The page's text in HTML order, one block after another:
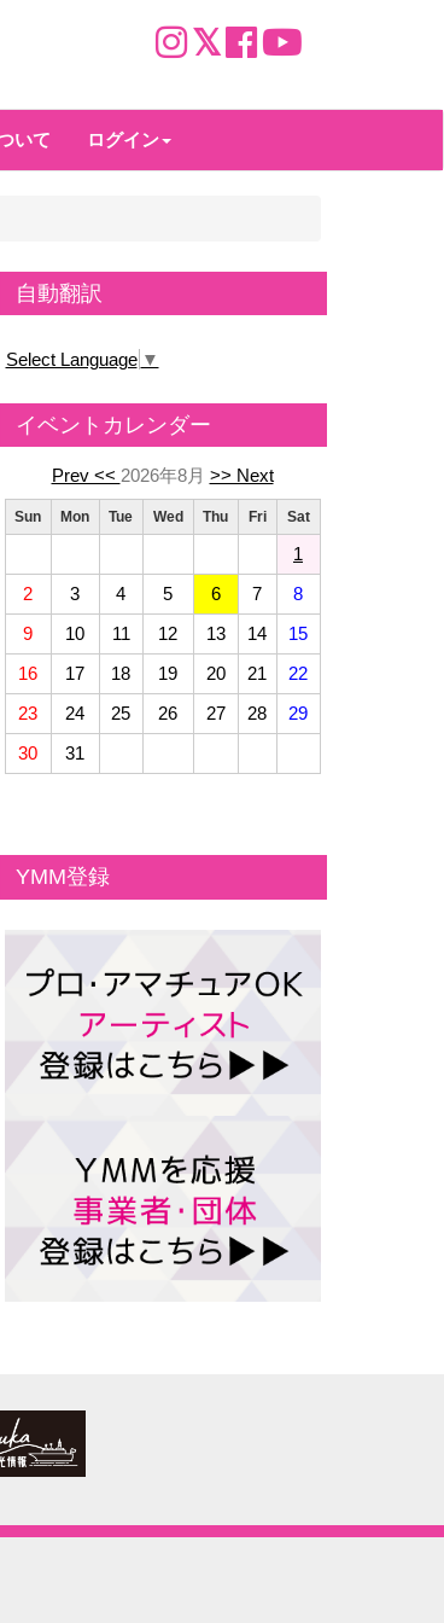
いて ログイン
自動翻訳
Select Language ▼
イベントカレンダー
Prev << 2026年8月 >> Next
Sun Mon Tue Wed Thu Fri Sat
1
2
3 4 5 6 7
8
9
10 11 12 13 14
15
16
17 18 19 20 21
22
23
24 25 26 27 28
29
30
31
YMM登録